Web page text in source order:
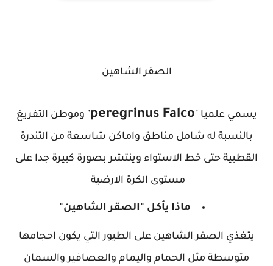
الصقر الشاهين
يسمي علميا "peregrinus Falco" وموطن التفريغ
بالنسبة له شامل مناطق واماكن شاسعة من التندرة
القطبية حتى خط الاستواء وينتشر بصورة كبيرة جدا على
مستوى الكرة الارضية
ماذا يأكل "الصقر الشاهين"
يتغذي الصقر الشاهين على الطيور التي يكون احجامها
متوسطة مثل الحمام واليمام والعصافير والسمان